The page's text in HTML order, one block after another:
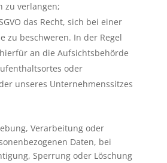
zu verlangen;
das Recht, sich bei einer
zu beschweren. In der Regel
an die Aufsichtsbehörde
oder
unseres Unternehmenssitzes
Verarbeitung oder
Daten, bei
Sperrung oder Löschung